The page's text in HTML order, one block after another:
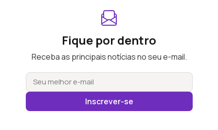
Fique por dentro
Receba as principais notícias no seu e-mail.
Inscrever-se